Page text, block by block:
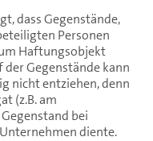
dass Gegenstände,
Personen
Haftungsobjekt
Gegenstände kann
nicht entziehen, denn
(z.B. am
bei
diente.